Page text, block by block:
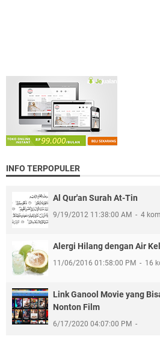
INFO TERPOPULER
Al Qur'an Surah At-Tin
9/19/2012 11:38:00 AM 4
Alergi Hilang dengan Air
11/06/2016 01:58:00 PM 16
Link Ganool Movie yang
Nonton Film
6/17/2020 04:07:00 PM